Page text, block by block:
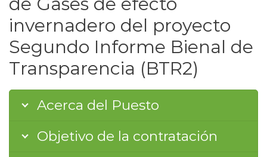
invernadero del proyecto
Segundo Informe Bienal de
Transparencia (BTR2)
Acerca del Puesto
Objetivo de la contratación